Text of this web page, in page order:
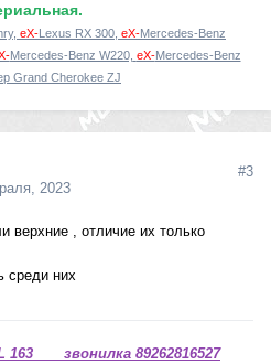
eX- Lexus RX 300, eX-Mercedes-Benz
Mercedes-Benz W220, eX-Mercedes-Benz
Grand Cherokee ZJ
2023
#3
верхние , отличие их только
среди них
звонилка 89262816527